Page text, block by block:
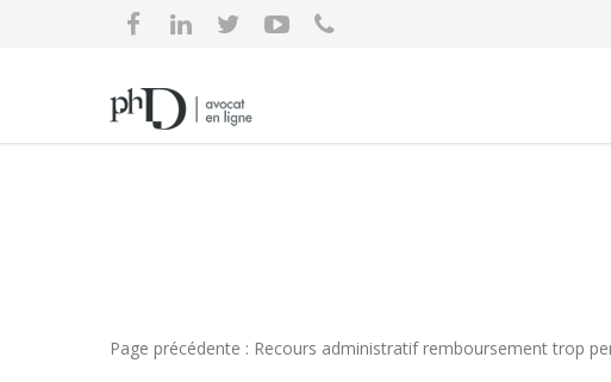
Page précédente : Recours administratif remboursement trop